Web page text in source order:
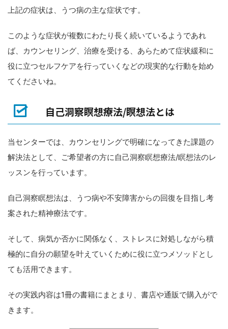
上記の症状は、うつ病の主な症状です。
このような症状が複数にわたり長く続いているようであれ
ば、カウンセリング、治療を受ける、あらためて症状緩和に
役に立つセルフケアを行っていくなどの現実的な行動を始め
てくださいね。
自己洞察瞑想療法/瞑想法とは
当センターでは、カウンセリングで明確になってきた課題の
解決法として、ご希望者の方に自己洞察瞑想療法/瞑想法のレ
ッスンを行っています。
自己洞察瞑想法は、うつ病や不安障害からの回復を目指し考
案された精神療法です。
そして、病気か否かに関係なく、ストレスに対処しながら積
極的に自分の願望を叶えていくために役に立つメソッドとし
ても活用できます。
その実践内容は1冊の書籍にまとまり、書店や通販で購入がで
きます。